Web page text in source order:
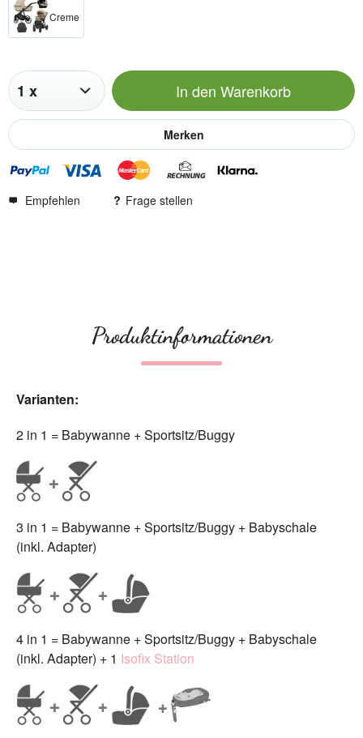
Creme
In den Warenkorb
Merken
Empfehlen Frage stellen
Produktinformationen
Varianten:
2 in 1 = Babywanne + Sportsitz/Buggy
3 in 1 = Babywanne + Sportsitz/Buggy + Babyschale
(inkl. Adapter)
4 in 1 = Babywanne + Sportsitz/Buggy + Babyschale
(inkl. Adapter) + 1 Isofix Station